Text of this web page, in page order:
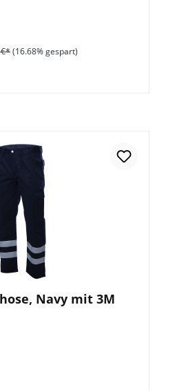
€*(16.68% gespart)
Navy mit 3M